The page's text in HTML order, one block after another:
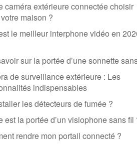
caméra extérieure connectée choisir
maison ?
le meilleur interphone vidéo en
sur la portée d’une sonnette
de surveillance extérieure : Les
indispensables
les détecteurs de fumée ?
est la portée d’un visiophone sans fil
rendre mon portail connecté ?